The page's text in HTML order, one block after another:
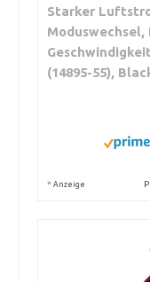
Starker
(14895-55),
* Anzeige